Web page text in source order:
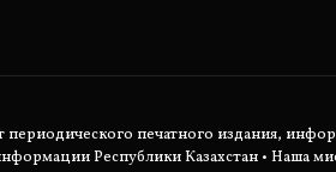
печатного издания,
Республики Казахстан •Наша